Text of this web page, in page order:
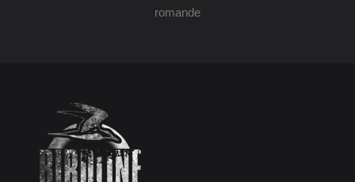
romande